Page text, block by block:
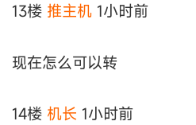
13楼 推主机 1小时前
现在怎么可以转
14楼 机长 1小时前